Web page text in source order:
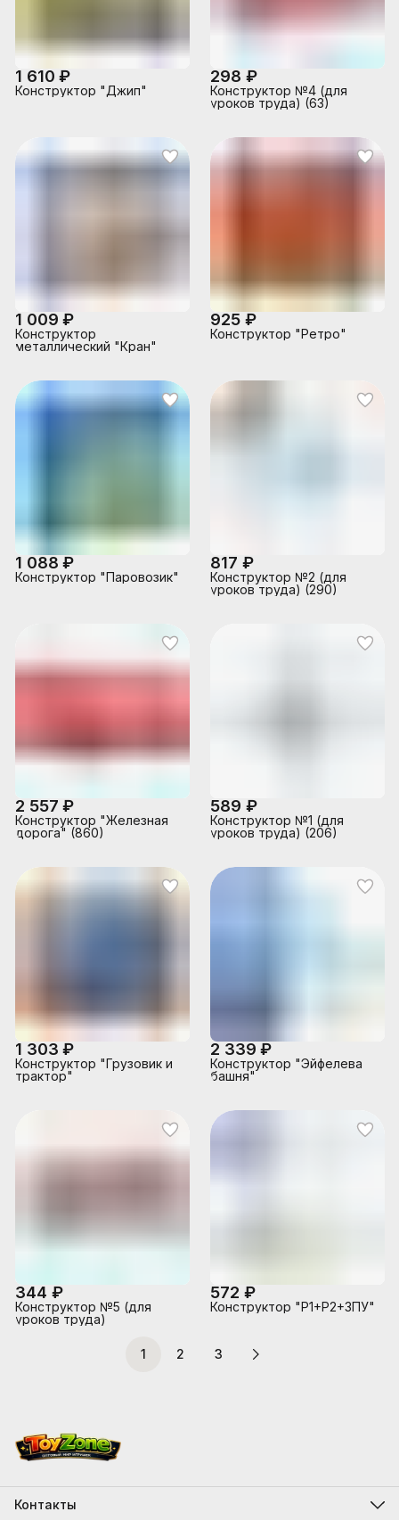
1 610 ₽
Конструктор "Джип"
298 ₽
Конструктор №4 (для
уроков труда) (63)
1 009 ₽
Конструктор
металлический "Кран"
925 ₽
Конструктор "Ретро"
1 088 ₽
Конструктор "Паровозик"
817 ₽
Конструктор №2 (для
уроков труда) (290)
2 557 ₽
Конструктор "Железная
дорога" (860)
589 ₽
Конструктор №1 (для
уроков труда) (206)
1 303 ₽
Конструктор "Грузовик и
трактор"
2 339 ₽
Конструктор "Эйфелева
башня"
344 ₽
Конструктор №5 (для
уроков труда)
572 ₽
Конструктор "Р1+Р2+ЗПУ"
1 2 3
Контакты